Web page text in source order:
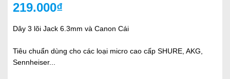
219.000₫
Dây 3 lõi Jack 6.3mm và Canon Cái
Tiêu chuẩn dùng cho các loại micro cao cấp SHURE, AKG,
Sennheiser...